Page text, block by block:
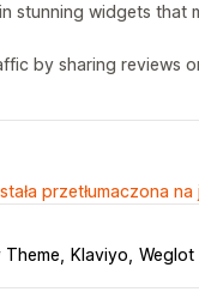
stunning widgets that
by sharing reviews
przetłumaczona
Theme Klaviyo Weglot